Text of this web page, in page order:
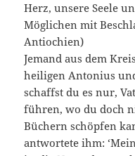
Herz, unsere Seele
Möglichen mit
Antiochien)
Jemand aus dem
heiligen Antonius
schaffst du es nur,
führen, wo du doch
Büchern schöpfen
antwortete ihm: